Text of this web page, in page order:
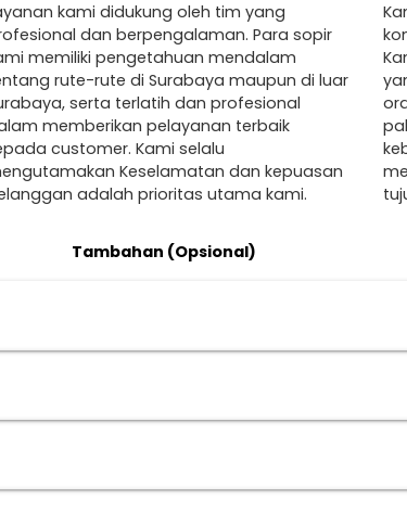
kami didukung oleh tim yang
dan berpengalaman. Para sopir
memiliki pengetahuan mendalam
rute-rute di Surabaya maupun di luar
serta terlatih dan profesional
memberikan pelayanan terbaik
customer. Kami selalu
Keselamatan dan kepuasan
adalah prioritas utama kami.
Tambahan (Opsional)